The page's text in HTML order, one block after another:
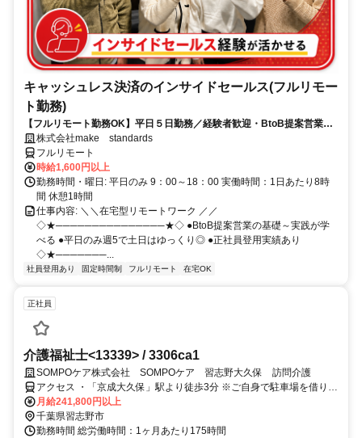
キャッシュレス決済のインサイドセールス(フルリモー
ト勤務)
【フルリモート勤務OK】平日５日勤務／経験者歓迎・BtoB提案営業で
スキルアップ
株式会社make standards
フルリモート
時給1,600円以上
勤務時間・曜日: 平日のみ 9：00～18：00 実働時間：1日あたり8時
間 休憩1時間
仕事内容: ＼＼在宅型リモートワーク ／／
◇★───────────────★◇ ●BtoB提案営業の基礎～実践が学
べる ●平日のみ週5で土日はゆっくり◎ ●正社員登用実績あり
◇★───────...
社員登用あり 固定時間制 フルリモート 在宅OK
正社員
介護福祉士<13339> / 3306ca1
SOMPOケア株式会社 SOMPOケア 習志野大久保 訪問介護
アクセス ・「京成大久保」駅より徒歩3分 ※ご自身で駐車場を借りて
いただければ車通勤可能です
月給241,800円以上
千葉県習志野市
勤務時間 総労働時間：1ヶ月あたり175時間